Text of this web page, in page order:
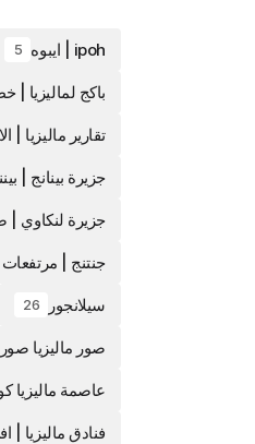
ipoh | ايبوه 5
باكج
تقارير ماليزيا |
جزيرة بينانج |
جزيرة لنكاوي |
جنتنج |
سيلانجور 26
صور ماليزيا
عاصمة ماليزيا
فنادق ماليزيا |